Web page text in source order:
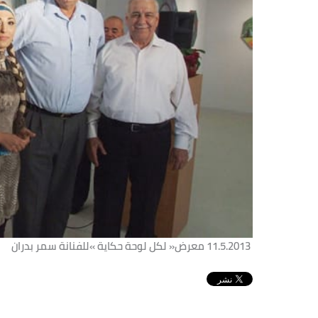
11.5.2013‭ ‬ معرض‭ ‬‮«‬لكل‭ ‬لوحة‭ ‬حكاية‮»‬‭ ‬للفنانة‭ ‬سمر‭ ‬بدران‭